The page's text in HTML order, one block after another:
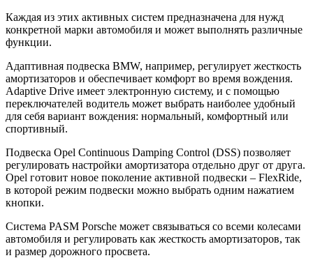
Каждая из этих активных систем предназначена для нужд
конкретной марки автомобиля и может выполнять различные
функции.
Адаптивная подвеска BMW, например, регулирует жесткость
амортизаторов и обеспечивает комфорт во время вождения.
Adaptive Drive имеет электронную систему, и с помощью
переключателей водитель может выбрать наиболее удобный
для себя вариант вождения: нормальный, комфортный или
спортивный.
Подвеска Opel Continuous Damping Control (DSS) позволяет
регулировать настройки амортизатора отдельно друг от друга.
Opel готовит новое поколение активной подвески – FlexRide,
в которой режим подвески можно выбрать одним нажатием
кнопки.
Система PASM Porsche может связываться со всеми колесами
автомобиля и регулировать как жесткость амортизаторов, так
и размер дорожного просвета.